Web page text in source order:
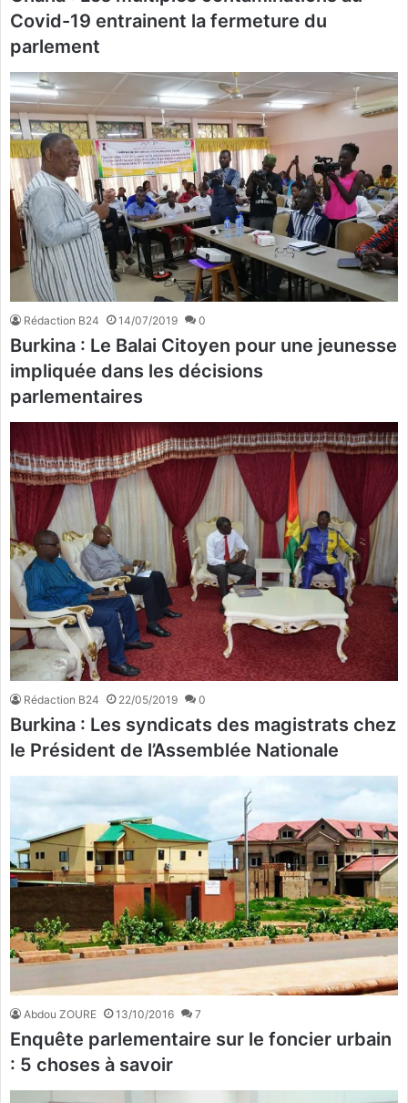
Covid-19 entrainent la fermeture du
parlement
Rédaction B24 14/07/2019 0
Burkina : Le Balai Citoyen pour une jeunesse
impliquée dans les décisions
parlementaires
Rédaction B24 22/05/2019 0
Burkina : Les syndicats des magistrats chez
le Président de l’Assemblée Nationale
Abdou ZOURE 13/10/2016 7
Enquête parlementaire sur le foncier urbain
: 5 choses à savoir